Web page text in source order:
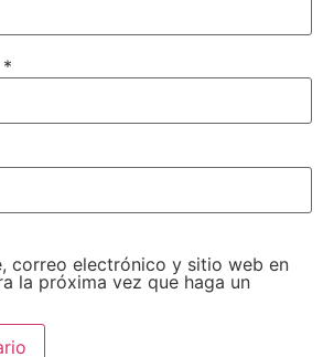
*
correo electrónico y sitio web en
la próxima vez que haga un